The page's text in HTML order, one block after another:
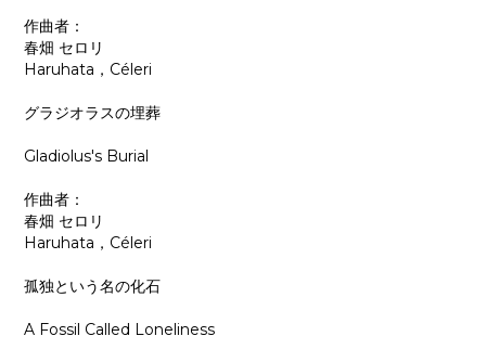
作曲者：
春畑 セロリ
Haruhata，Céleri
グラジオラスの埋葬
Gladiolus's Burial
作曲者：
春畑 セロリ
Haruhata，Céleri
孤独という名の化石
A Fossil Called Loneliness